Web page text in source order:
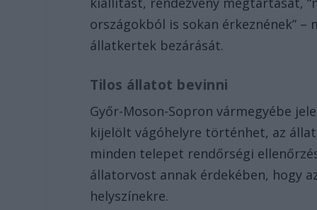
országokból is sokan érkeznének”
állatkertek bezárását.
Tilos állatot bevinni
Győr-Moson-Sopron vármegyébe
kijelölt vágóhelyre történhet, az
minden telepet rendőrségi
állatorvost annak érdekében, hogy
helyszínekre.